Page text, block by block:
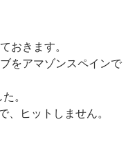
おきます。
をアマゾンスペインで
。
、ヒットしません。